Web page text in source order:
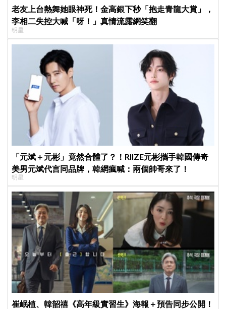
老友上台熱舞她眼神死！金高銀下秒「抱走青龍大賞」，
李相二失控大喊「呀！」真情流露網笑翻
明星
「元斌＋元彬」竟然合體了？！RIIZE元彬攜手韓國傳奇
美男元斌代言同品牌，韓網瘋喊：兩個帥哥來了！
明星
崔岷植、韓韶禧《高年級實習生》海報＋預告同步公開！